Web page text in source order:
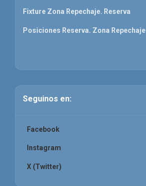
Fixture Zona Repechaje. Reserva
Posiciones Reserva. Zona Repechaje
Seguinos en:
Facebook
Instagram
X (Twitter)